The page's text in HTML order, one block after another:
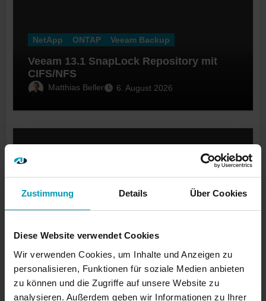
Zustimmung Details Über Cookies
Diese Website verwendet Cookies
Wir verwenden Cookies, um Inhalte und Anzeigen zu
personalisieren, Funktionen für soziale Medien anbieten
zu können und die Zugriffe auf unsere Website zu
analysieren. Außerdem geben wir Informationen zu Ihrer
NetApp ONTAP Veeam Backup
Veeam 13.1 SnapLock Repository mit
CIFS/NFS
Matthias Beller 6. August 2026
Virtualization VMware vSphere
VMSA-2026-0006 / CvSSv3-Range von
2.7 bis 9.8 für vCenter, ESX, Workstation